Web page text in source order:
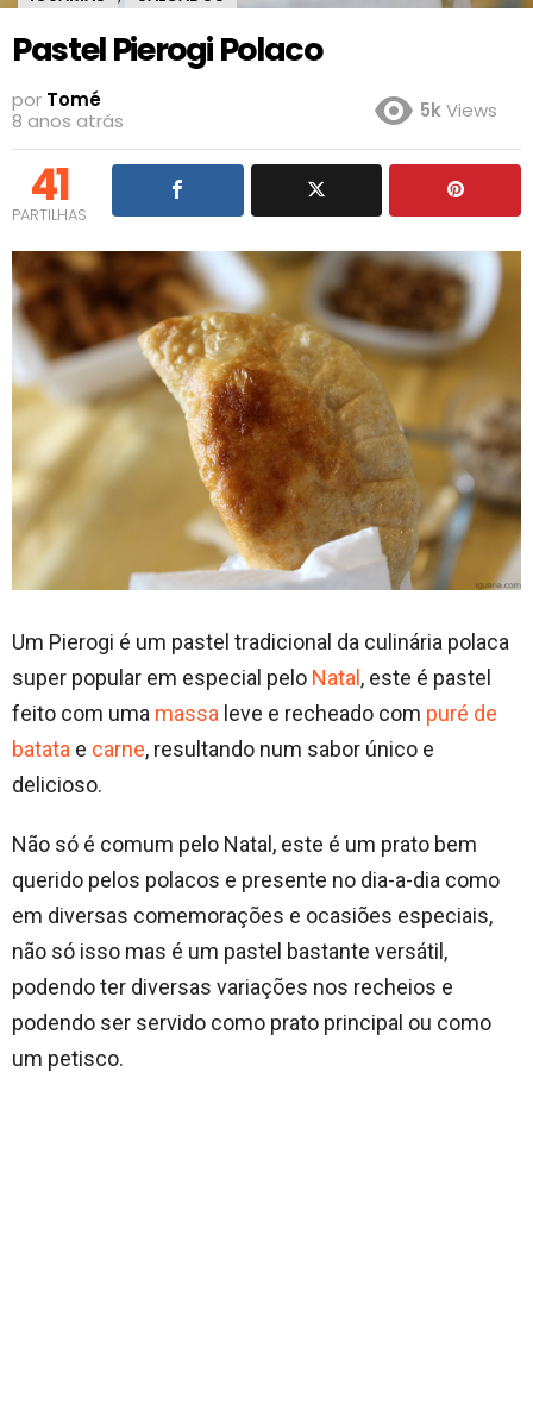
Pastel Pierogi Polaco
por Tomé
8 anos atrás
5kViews
41
PARTILHAS
Um Pierogi é um pastel tradicional da culinária polaca
super popular em especial pelo Natal, este é pastel
feito com uma massa leve e recheado com puré de
batata e carne, resultando num sabor único e
delicioso.
Não só é comum pelo Natal, este é um prato bem
querido pelos polacos e presente no dia-a-dia como
em diversas comemorações e ocasiões especiais,
não só isso mas é um pastel bastante versátil,
podendo ter diversas variações nos recheios e
podendo ser servido como prato principal ou como
um petisco.